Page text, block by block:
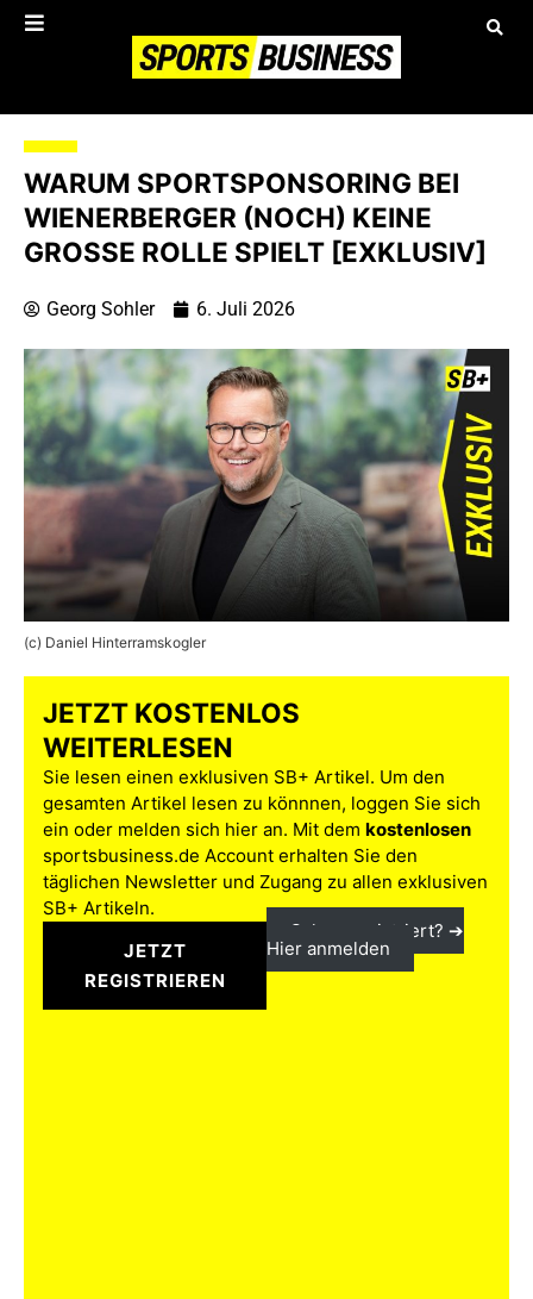
WARUM SPORTSPONSORING BEI
WIENERBERGER (NOCH) KEINE
GROSSE ROLLE SPIELT [EXKLUSIV]
Georg Sohler 6. Juli 2026
(c) Daniel Hinterramskogler
JETZT KOSTENLOS
WEITERLESEN
Sie lesen einen exklusiven SB+ Artikel. Um den
gesamten Artikel lesen zu könnnen, loggen Sie sich
ein oder melden sich hier an. Mit dem kostenlosen
sportsbusiness.de Account erhalten Sie den
täglichen Newsletter und Zugang zu allen exklusiven
SB+ Artikeln.
JETZT
REGISTRIEREN
Schon registriert? ➔
Hier anmelden